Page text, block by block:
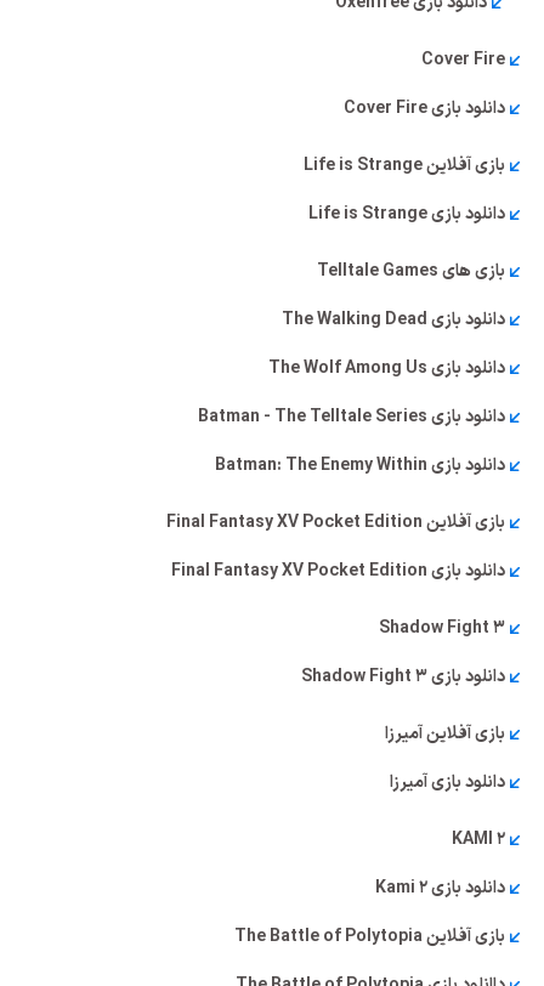
Cover Fire
دانلود بازی Cover Fire
بازی آفلاین Life is Strange
دانلود بازی Life is Strange
بازی‌ های Telltale Games
دانلود بازی The Walking Dead
دانلود بازی The Wolf Among Us
دانلود بازی Batman - The Telltale Series
دانلود بازی Batman: The Enemy Within
بازی آفلاین Final Fantasy XV Pocket Edition
دانلود بازی Final Fantasy XV Pocket Edition
Shadow Fight 3
دانلود بازی Shadow Fight 3
بازی آفلاین آمیرزا
دانلود بازی آمیرزا
KAMI 2
دانلود بازی Kami 2
بازی آفلاین The Battle of Polytopia